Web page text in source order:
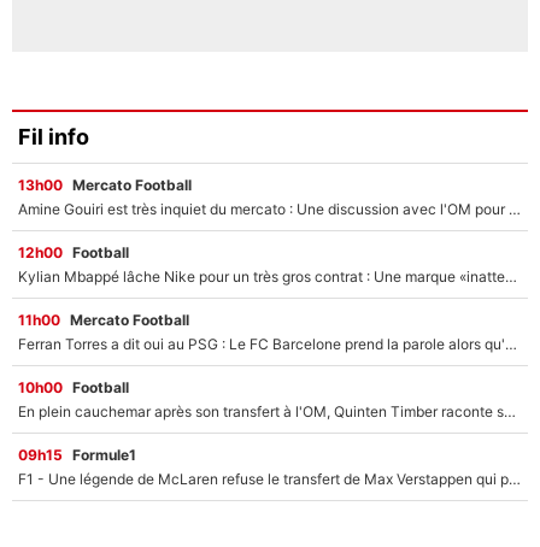
Fil info
13h00 Mercato Football
Amine Gouiri est très inquiet du mercato : Une discussion avec l'OM pour acter son transfert !
12h00 Football
Kylian Mbappé lâche Nike pour un très gros contrat : Une marque «inattendue» va frapper très fort
11h00 Mercato Football
Ferran Torres a dit oui au PSG : Le FC Barcelone prend la parole alors qu'un transfert de l'attaquant espagnol prend forme
10h00 Football
En plein cauchemar après son transfert à l'OM, Quinten Timber raconte ses doutes après sa signature à Marseille
09h15 Formule1
F1 - Une légende de McLaren refuse le transfert de Max Verstappen qui pourrait «faire des vagues» et plomber l'ambiance dans l'équipe